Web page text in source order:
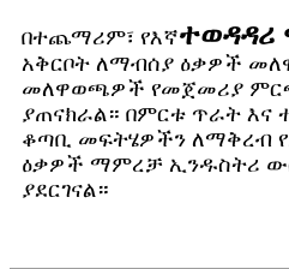
በተጨማሪም፣ የእኛተወዳዳሪ
አቅርቦት ለማብሰያ ዕቃዎች
መለዋወጫዎች የመጀመሪያ
ያጠናክራል። በምርቱ ጥራት እና
ቆጣቢ መፍትሄዎችን ለማቅረብ
ዕቃዎች ማምረቻ ኢንዱስትሪ
ያደርገናል።